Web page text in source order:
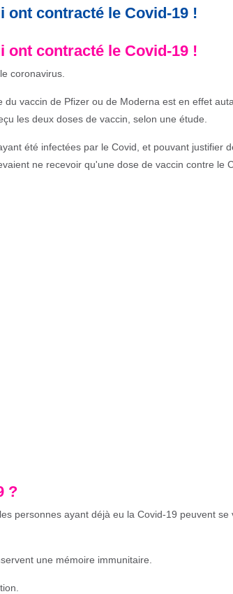
ont contracté le Covid-19 !
ont contracté le Covid-19 !
coronavirus.
vaccin de Pfizer ou de Moderna est en effet
les deux doses de vaccin, selon une étude.
été infectées par le Covid, et pouvant justifier
ne recevoir qu'une dose de vaccin contre le
?
personnes ayant déjà eu la Covid-19 peuvent se
une mémoire immunitaire.